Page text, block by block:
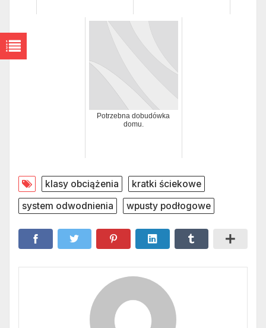
Potrzebna dobudówka
domu.
klasy obciążenia
kratki ściekowe
system odwodnienia
wpusty podłogowe